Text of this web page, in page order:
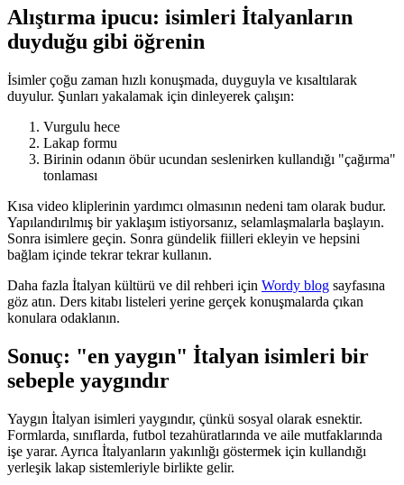
Alıştırma ipucu: isimleri İtalyanların
duyduğu gibi öğrenin
İsimler çoğu zaman hızlı konuşmada, duyguyla ve kısaltılarak
duyulur. Şunları yakalamak için dinleyerek çalışın:
Vurgulu hece
Lakap formu
Birinin odanın öbür ucundan seslenirken kullandığı "çağırma"
tonlaması
Kısa video kliplerinin yardımcı olmasının nedeni tam olarak budur.
Yapılandırılmış bir yaklaşım istiyorsanız, selamlaşmalarla başlayın.
Sonra isimlere geçin. Sonra gündelik fiilleri ekleyin ve hepsini
bağlam içinde tekrar tekrar kullanın.
Daha fazla İtalyan kültürü ve dil rehberi için Wordy blog sayfasına
göz atın. Ders kitabı listeleri yerine gerçek konuşmalarda çıkan
konulara odaklanın.
Sonuç: "en yaygın" İtalyan isimleri bir
sebeple yaygındır
Yaygın İtalyan isimleri yaygındır, çünkü sosyal olarak esnektir.
Formlarda, sınıflarda, futbol tezahüratlarında ve aile mutfaklarında
işe yarar. Ayrıca İtalyanların yakınlığı göstermek için kullandığı
yerleşik lakap sistemleriyle birlikte gelir.